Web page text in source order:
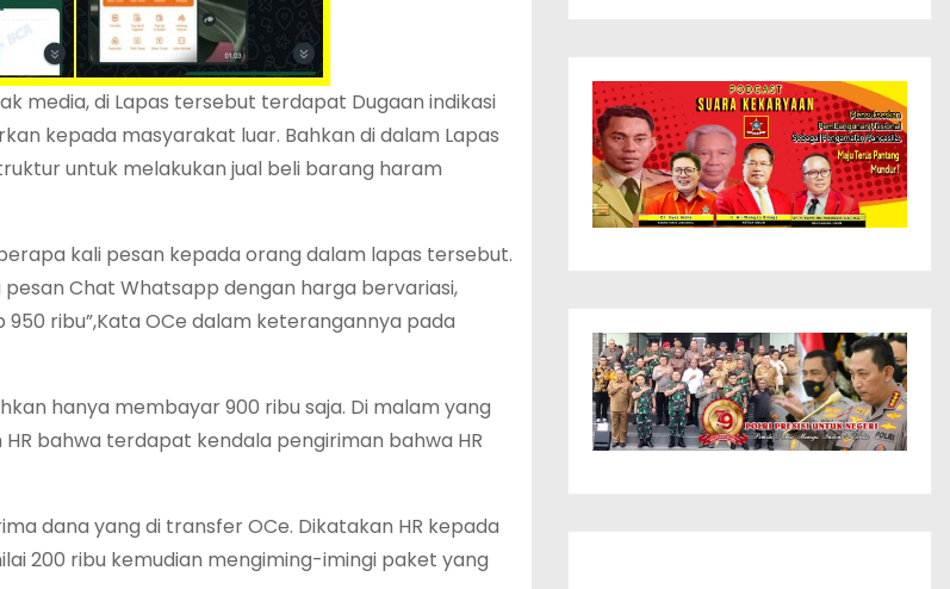
media, di Lapas tersebut terdapat Dugaan indikasi
kepada masyarakat luar. Bahkan di dalam Lapas
untuk melakukan jual beli barang haram
kali pesan kepada orang dalam lapas tersebut.
Chat Whatsapp dengan harga bervariasi,
ribu”,Kata OCe dalam keterangannya pada
hanya membayar 900 ribu saja. Di malam yang
bahwa terdapat kendala pengiriman bahwa HR
dana yang di transfer OCe. Dikatakan HR kepada
200 ribu kemudian mengiming-imingi paket yang